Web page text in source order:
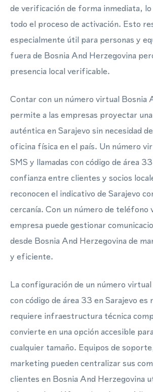
de verificación de forma inmediata,
todo el proceso de activación. Esto
especialmente útil para personas y
fuera de Bosnia And Herzegovina
presencia local verificable.
Contar con un número virtual Bosnia
permite a las empresas proyectar
auténtica en Sarajevo sin necesidad
oficina física en el país. Un número
SMS y llamadas con código de área
confianza entre clientes y socios
reconocen el indicativo de Sarajevo
cercanía. Con un número de teléfono
empresa puede gestionar
desde Bosnia And Herzegovina de
y eficiente.
La configuración de un número
con código de área 33 en Sarajevo es
requiere infraestructura técnica
convierte en una opción accesible
cualquier tamaño. Equipos de
marketing pueden centralizar sus
clientes en Bosnia And Herzegovina